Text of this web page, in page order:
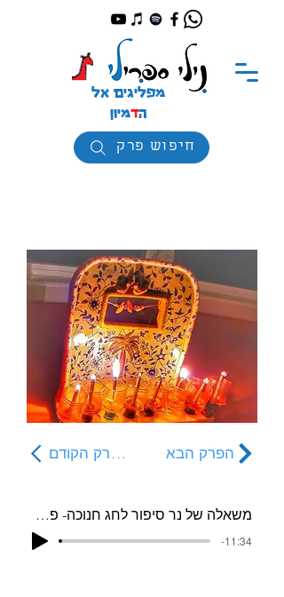
מפליגים אל
הדמיון
חיפוש פרק
הפרק הבא הפרק הקודם
משאלה של נר סיפור לחג חנוכה- פרק 6
-11:34